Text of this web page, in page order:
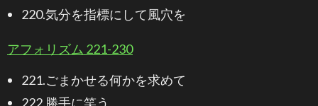
220.気分を指標にして風穴を
アフォリズム 221-230
221.ごまかせる何かを求めて
222.勝手に笑う